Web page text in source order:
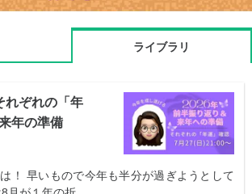
ライブラリ
れぞれの「年
年の準備
！ 早いもので今年も半分が過ぎようとして